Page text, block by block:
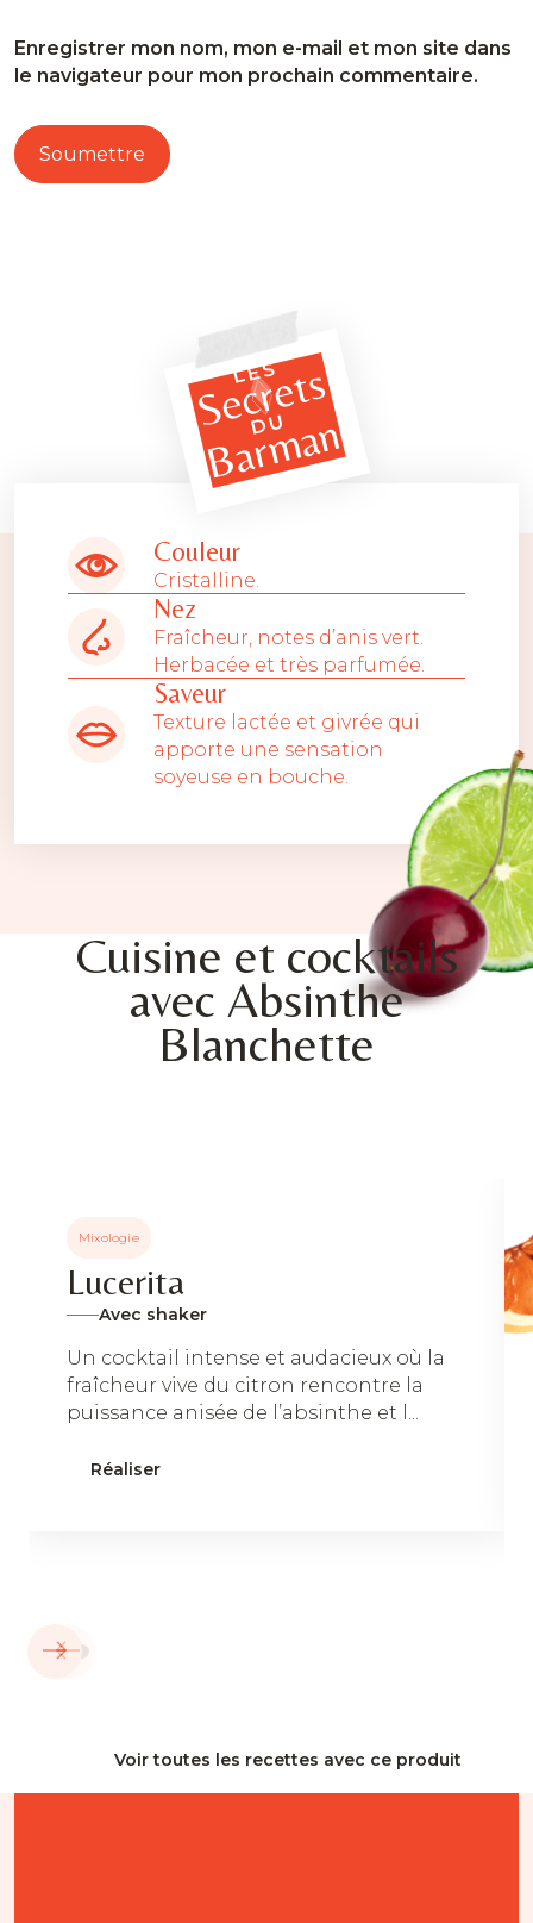
Enregistrer mon nom, mon e-mail et mon site dans
le navigateur pour mon prochain commentaire.
LES
Secrets
DU
Barman
Couleur
Cristalline.
Nez
Fraîcheur, notes d’anis vert.
Herbacée et très parfumée.
Saveur
Texture lactée et givrée qui
apporte une sensation
soyeuse en bouche.
Cuisine et cocktails
avec Absinthe
Blanchette
Mixologie
Lucerita
Avec shaker
Un cocktail intense et audacieux où la
fraîcheur vive du citron rencontre la
puissance anisée de l’absinthe et l...
Réaliser
Voir toutes les recettes avec ce produit